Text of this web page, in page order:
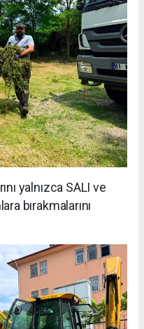
yalnızca SALI ve
bırakmalarını